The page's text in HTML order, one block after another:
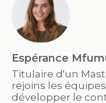
Espérance
Titulaire d'un
rejoins les
développer le